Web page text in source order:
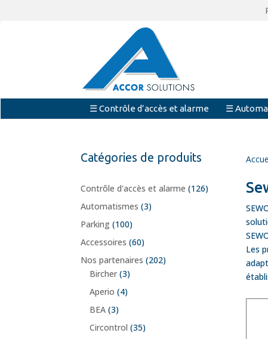
☰ Contrôle d’accès et alarme ☰
Les
Catégories de produits
Contrôle d'accès et alarme (126)
Automatismes (3)
Parking (100)
Accessoires (60)
Nos partenaires (202)
Bircher (3)
Aperio (4)
BEA (3)
Circontrol (35)